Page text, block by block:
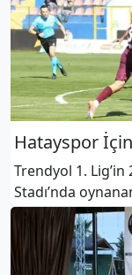
Hatayspor
Trendyol 1. Lig’in
Stadı’nda
Bodrum FK’ya
yarının ilk 20
düş